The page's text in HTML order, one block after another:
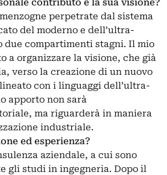
contributo e la sua visione?
perpetrate dal sistema
del moderno e dell’ultra-
due compartimenti stagni. Il mio
a organizzare la visione, che già
verso la creazione di un nuovo
con i linguaggi dell’ultra-
apporto non sarà
ma riguarderà in maniera
industriale.
ed esperienza?
aziendale, a cui sono
gli studi in ingegneria. Dopo il